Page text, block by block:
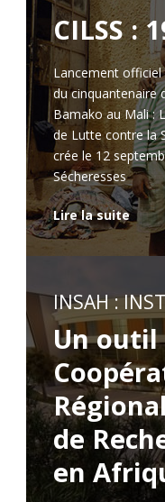
CILSS :
Lancement
du cinquantenaire
Bamako au Mali :
de Lutte contre la
crée le 12
Sécheresses
Lire la suite
INSAH :
Un outil
de
en